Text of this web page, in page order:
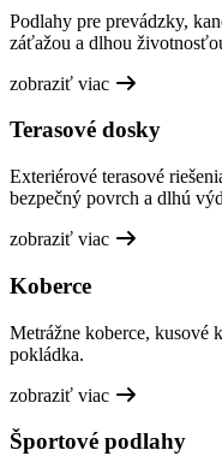
Podlahy pre prevádzky,
záťažou a dlhou
zobraziť viac
Terasové dosky
Exteriérové terasové
bezpečný povrch a dlhú
zobraziť viac
Koberce
Metrážne koberce, kusové
pokládka.
zobraziť viac
Športové podlahy